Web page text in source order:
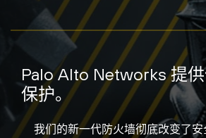
Palo Alto Networks 提
保护。
我们的新一代防火墙彻底改变了安